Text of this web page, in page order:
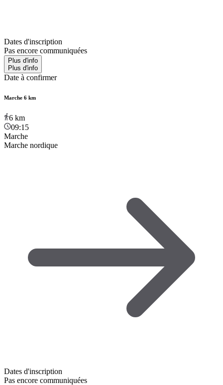
Dates d'inscription
Pas encore communiquées
Plus d'info
Plus d'info
Date à confirmer
Marche 6 km
6 km
09:15
Marche
Marche nordique
Dates d'inscription
Pas encore communiquées